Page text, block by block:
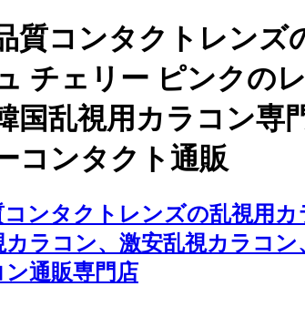
質コンタクトレンズ
チェリー ピンクの
国乱視用カラコン専
コンタクト通販
ンタクトレンズの乱視用
カラコン、激安乱視カラコ
通販専門店